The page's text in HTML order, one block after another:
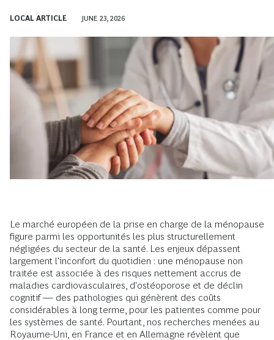
LOCAL ARTICLE JUNE 23, 2026
Le marché européen de la prise en charge de la ménopause
figure parmi les opportunités les plus structurellement
négligées du secteur de la santé. Les enjeux dépassent
largement l'inconfort du quotidien : une ménopause non
traitée est associée à des risques nettement accrus de
maladies cardiovasculaires, d'ostéoporose et de déclin
cognitif — des pathologies qui génèrent des coûts
considérables à long terme, pour les patientes comme pour
les systèmes de santé. Pourtant, nos recherches menées au
Royaume-Uni, en France et en Allemagne révèlent que